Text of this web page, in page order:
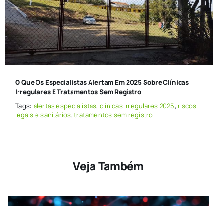
O Que Os Especialistas Alertam Em 2025 Sobre Clínicas
Irregulares E Tratamentos Sem Registro
Tags: alertas especialistas, clínicas irregulares 2025,riscos
legais e sanitários,tratamentos sem registro
Veja Também